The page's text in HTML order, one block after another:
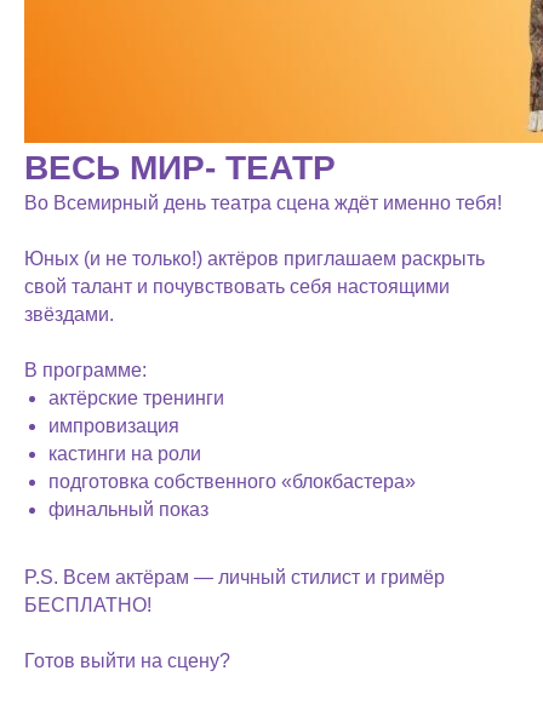
ВЕСЬ МИР- ТЕАТР
Во Всемирный день театра сцена ждёт именно тебя!
Юных (и не только!) актёров приглашаем раскрыть
свой талант и почувствовать себя настоящими
звёздами.
В программе:
актёрские тренинги
импровизация
кастинги на роли
подготовка собственного «блокбастера»
финальный показ
P.S. Всем актёрам — личный стилист и гримёр
БЕСПЛАТНО!
Готов выйти на сцену?